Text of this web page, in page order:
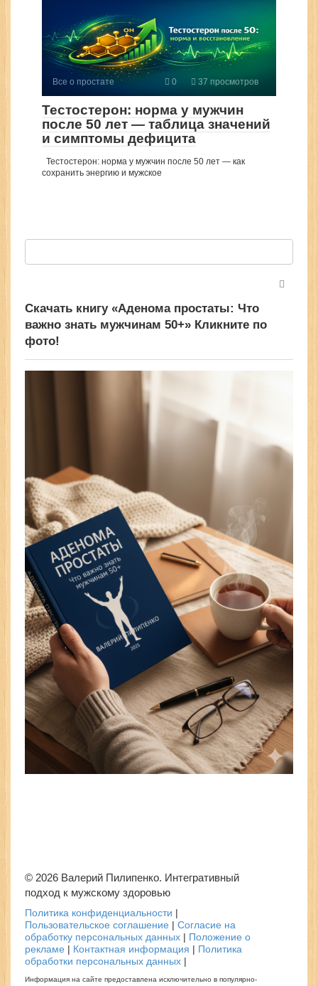
Все о простате 0 37 просмотров
Тестостерон: норма у мужчин
после 50 лет — таблица значений
и симптомы дефицита
Тестостерон: норма у мужчин после 50 лет — как
сохранить энергию и мужское
Скачать книгу «Аденома простаты: Что
важно знать мужчинам 50+» Кликните по
фото!
© 2026 Валерий Пилипенко. Интегративный
подход к мужскому здоровью
Политика конфиденциальности
Пользовательское соглашение
Согласие на
обработку персональных данных
Положение о
рекламе
Контактная информация
Политика
обработки персональных данных
Информация на сайте предоставлена исключительно в популярно-